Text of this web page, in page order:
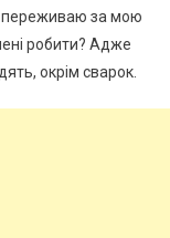
переживаю за мою
робити? Адже
окрім сварок.